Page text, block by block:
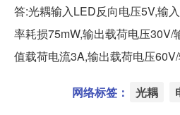
答:光耦输入LED反向电压5V,输
率耗损75mW,输出载荷电压30V/
值载荷电流3A,输出载荷电压60V/
网络标签： 光耦